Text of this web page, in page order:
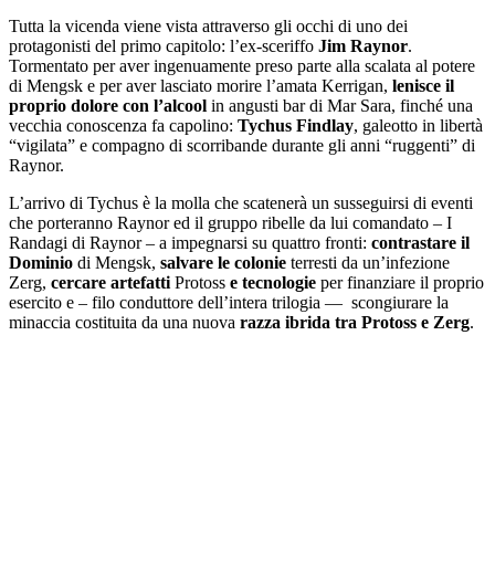
Tutta la vicenda viene vista attraverso gli occhi di uno dei
protagonisti del primo capitolo: l’ex-sceriffo Jim Raynor.
Tormentato per aver ingenuamente preso parte alla scalata al potere
di Mengsk e per aver lasciato morire l’amata Kerrigan, lenisce il
proprio dolore con l’alcool in angusti bar di Mar Sara, finché una
vecchia conoscenza fa capolino: Tychus Findlay, galeotto in libertà
“vigilata” e compagno di scorribande durante gli anni “ruggenti” di
Raynor.
L’arrivo di Tychus è la molla che scatenerà un susseguirsi di eventi
che porteranno Raynor ed il gruppo ribelle da lui comandato – I
Randagi di Raynor – a impegnarsi su quattro fronti: contrastare il
Dominio di Mengsk, salvare le colonie terresti da un’infezione
Zerg, cercare artefatti Protoss e tecnologie per finanziare il proprio
esercito e – filo conduttore dell’intera trilogia — scongiurare la
minaccia costituita da una nuova razza ibrida tra Protoss e Zerg.